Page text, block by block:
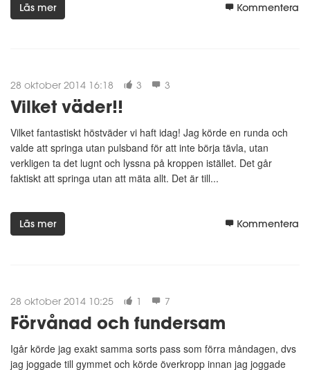
Läs mer Kommentera
28 oktober 2014 16:18 3 3
Vilket väder!!
Vilket fantastiskt höstväder vi haft idag! Jag körde en runda och
valde att springa utan pulsband för att inte börja tävla, utan
verkligen ta det lugnt och lyssna på kroppen istället. Det går
faktiskt att springa utan att mäta allt. Det är till...
Läs mer Kommentera
28 oktober 2014 10:25 1 7
Förvånad och fundersam
Igår körde jag exakt samma sorts pass som förra måndagen, dvs
jag joggade till gymmet och körde överkropp innan jag joggade